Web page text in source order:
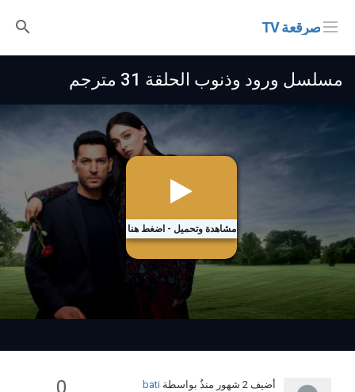
صرقعة TV
مسلسل ورود وذنوب الحلقة 31 مترجم
مشاهدة وتحميل - اضغط هنا
أضيف 2 شهور منذُ بواسطة bati
0